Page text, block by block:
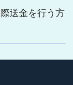
送金を行う方